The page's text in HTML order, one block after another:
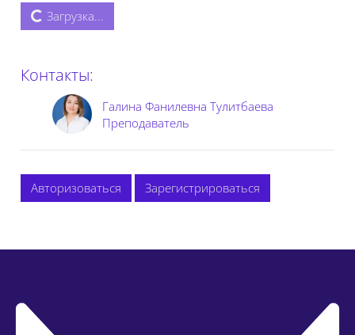
Загрузка...
Контакты:
Галина Фанилевна Тулитбаева
Преподаватель
Авторизоваться Зарегистрироваться